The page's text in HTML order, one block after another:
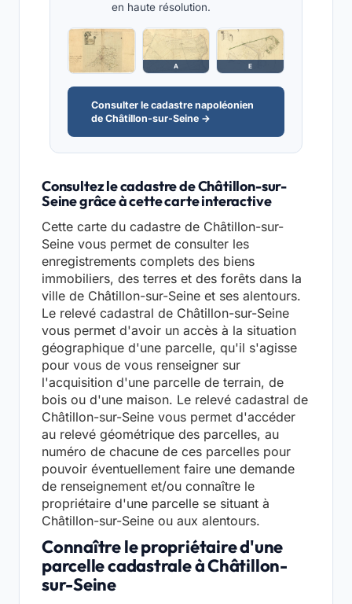
en haute résolution.
A E
Consulter le cadastre napoléonien
de Châtillon-sur-Seine →
Consultez le cadastre de Châtillon-sur-
Seine grâce à cette carte interactive
Cette carte du cadastre de Châtillon-sur-
Seine vous permet de consulter les
enregistrements complets des biens
immobiliers, des terres et des forêts dans la
ville de Châtillon-sur-Seine et ses alentours.
Le relevé cadastral de Châtillon-sur-Seine
vous permet d'avoir un accès à la situation
géographique d'une parcelle, qu'il s'agisse
pour vous de vous renseigner sur
l'acquisition d'une parcelle de terrain, de
bois ou d'une maison. Le relevé cadastral de
Châtillon-sur-Seine vous permet d'accéder
au relevé géométrique des parcelles, au
numéro de chacune de ces parcelles pour
pouvoir éventuellement faire une demande
de renseignement et/ou connaître le
propriétaire d'une parcelle se situant à
Châtillon-sur-Seine ou aux alentours.
Connaître le propriétaire d'une
parcelle cadastrale à Châtillon-
sur-Seine